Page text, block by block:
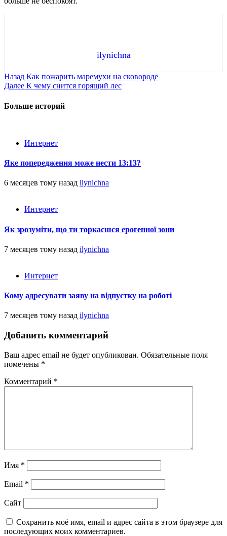
ilynichna
Продолжить
чтение
Назад Как пожарить маремухи на сковороде
Далее К чему снится горящий лес
Больше историй
Интернет
Яке попередження може нести 13:13?
6 месяцев тому назад ilynichna
Интернет
Як зрозуміти, що ти торкаєшся ерогенної зони
7 месяцев тому назад ilynichna
Интернет
Кому адресувати заяву на відпустку на роботі
7 месяцев тому назад ilynichna
Добавить комментарий
Ваш адрес email не будет опубликован. Обязательные поля
помечены *
Комментарий *
Имя *
Email *
Сайт
Сохранить моё имя, email и адрес сайта в этом браузере для
последующих моих комментариев.